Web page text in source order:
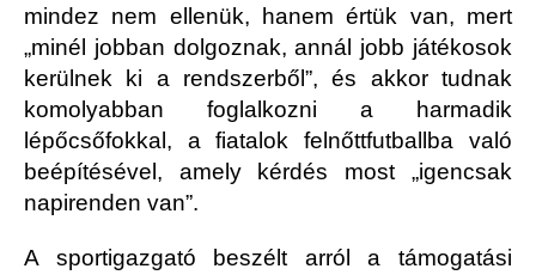
mindez nem ellenük, hanem értük van, mert
„minél jobban dolgoznak, annál jobb játékosok
kerülnek ki a rendszerből”, és akkor tudnak
komolyabban foglalkozni a harmadik
lépőcsőfokkal, a fiatalok felnőttfutballba való
beépítésével, amely kérdés most „igencsak
napirenden van”.
A sportigazgató beszélt arról a támogatási